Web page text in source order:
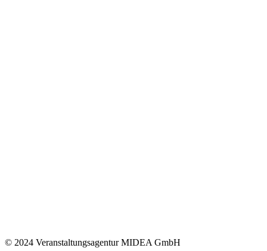
© 2024 Veranstaltungsagentur MIDEA GmbH